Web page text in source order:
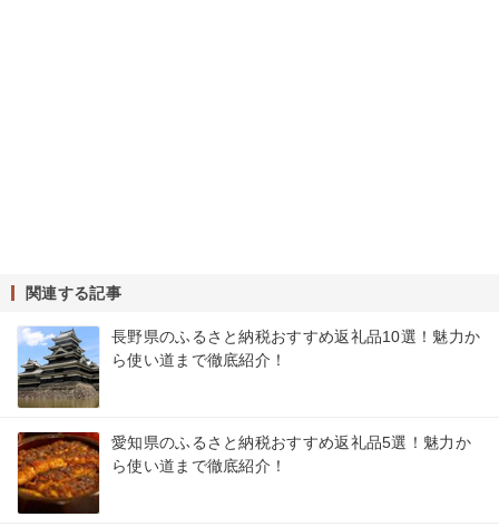
関連する記事
長野県のふるさと納税おすすめ返礼品10選！魅力か
ら使い道まで徹底紹介！
愛知県のふるさと納税おすすめ返礼品5選！魅力か
ら使い道まで徹底紹介！